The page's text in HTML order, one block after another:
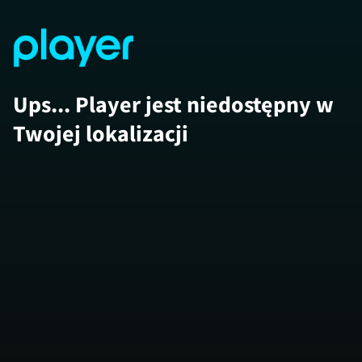
Ups... Player jest niedostępny w
Twojej lokalizacji